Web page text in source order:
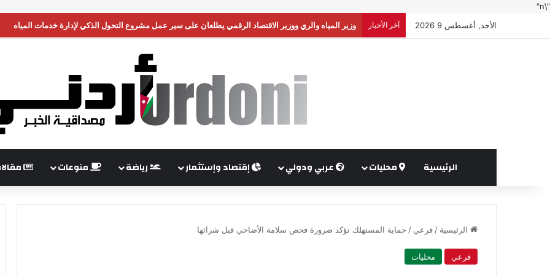
"\n"
الأحد, أغسطس 9 2026
آخر الأخبار الأردن يرحب بموقف مجلس الأمن وإدانة الهجمات الصاروخية التي شنّتها ميليشيا الحوثي على السعودية
الرئيسية محليات عربي ودولي إقتصاد وإستثمار رياضة منوعات
الرئيسية / فرعي / حماية المستهلك تؤكد ضرورة فحص سلامة الأضاحي قبل شرائها
فرعي محليات